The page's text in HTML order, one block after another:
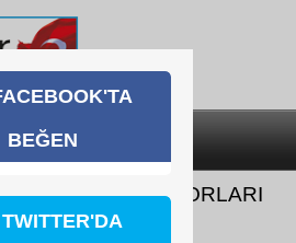
SU SPORLARI
FESTİVALİ
BEĞEN
TWITTER'DA